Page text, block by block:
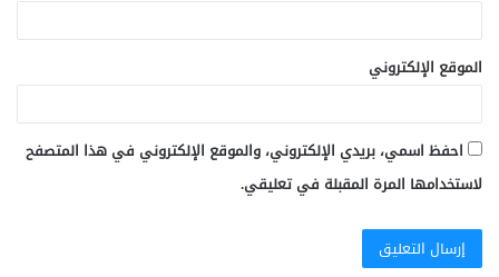
الموقع الإلكتروني
احفظ اسمي، بريدي الإلكتروني، والموقع الإلكتروني في هذا المتصفح
لاستخدامها المرة المقبلة في تعليقي.